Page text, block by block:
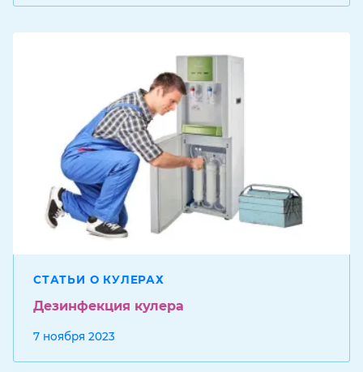
СТАТЬИ О КУЛЕРАХ
7 ноября 2023
Дезинфекция кулера